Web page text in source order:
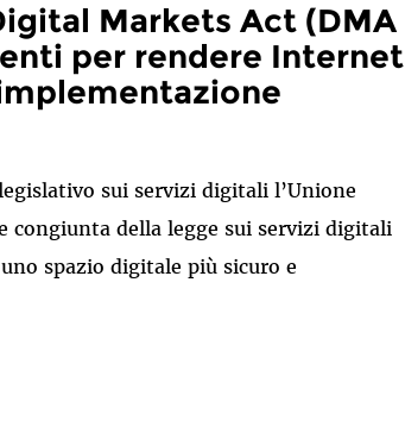
Markets Act (DMA
per rendere Internet
sui servizi digitali l’Unione
congiunta della legge sui servizi digitali
spazio digitale più sicuro e